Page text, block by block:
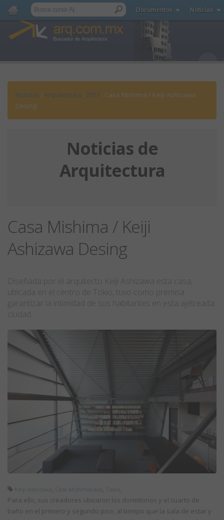
Documentos Noticias
Noticias : Arquitectura : 2011 : Casa Mishima / Keiji Ashizawa
Desing
Noticias de
Arquitectura
Casa Mishima / Keiji
Ashizawa Desing
Diseñada por el arquitecto Keiji Ashizawa esta casa,
ubicada en el centro de Tokio, tuvo como premisa
garantizar la intimidad de sus habitantes en esta ajetreada
ciudad.
Keiji Ashizawa, Casa Mishimacasa, Tokio,
Para ello, sus creadores ubicaron los dormitorios y el cuarto de
baño en el primero y segundo piso, al tiempo que la sala de estar y